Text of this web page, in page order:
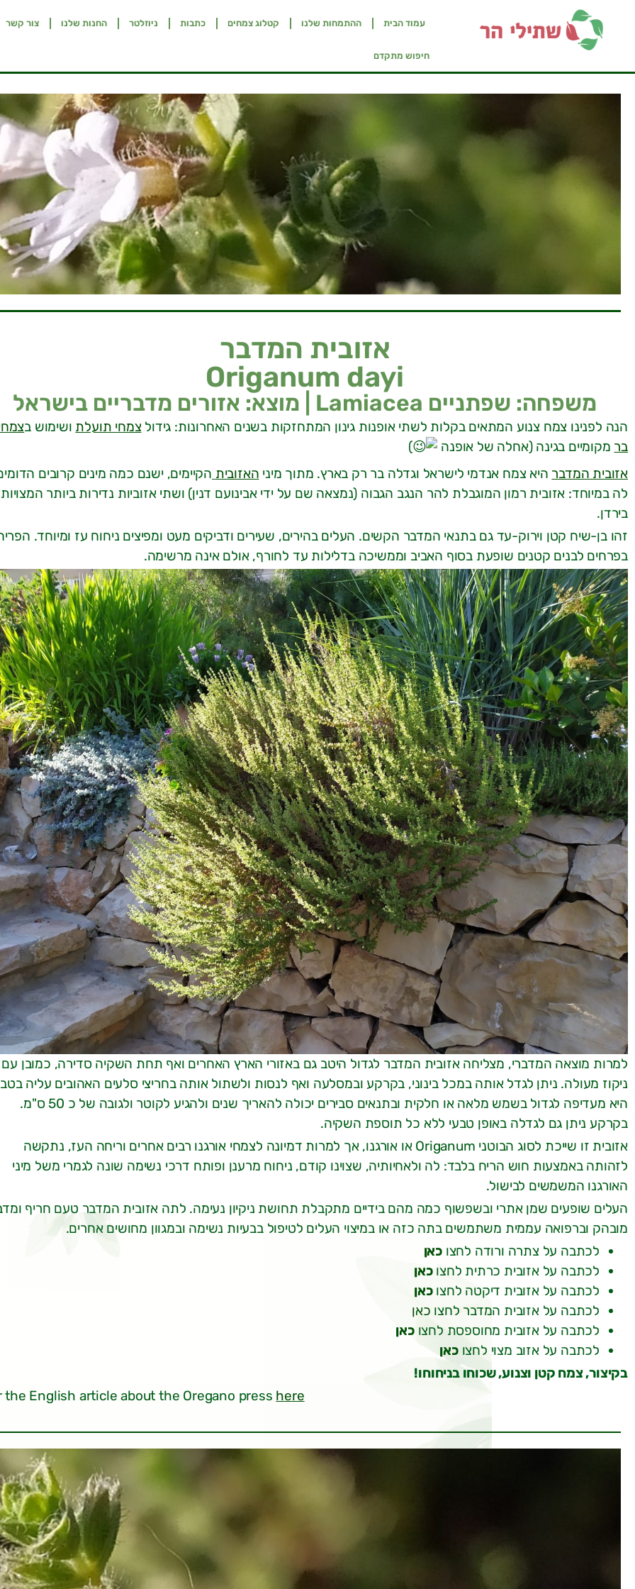
עמוד הבית ההתמחות שלנו קטלוג צמחים כתבות ניוזלטר החנות שלנו צור קשר
חיפוש מתקדם
אזובית המדבר
Origanum dayi
משפחה: שפתניים Lamiacea | מוצא: אזורים מדבריים בישראל
הנה לפנינו צמח צנוע המתאים בקלות לשתי אופנות גינון המתחזקות בשנים האחרונות: גידול צמחי תועלת ושימוש ב
בר מקומיים בגינה (אחלה של אופנה
)
אזובית המדבר היא צמח אנדמי לישראל וגדלה בר רק בארץ. מתוך מיני האזובית הקיימים, ישנם כמה מינים קרובים
לה במיוחד: אזובית רמון המוגבלת להר הנגב הגבוה (נמצאה שם על ידי אבינועם דנין) ושתי אזוביות נדירות ביותר המצויות
בירדן.
זהו בן-שיח קטן וירוק-עד גם בתנאי המדבר הקשים. העלים בהירים, שעירים ודביקים מעט ומפיצים ניחוח עז ומיוחד.
בפרחים לבנים קטנים שופעת בסוף האביב וממשיכה בדלילות עד לחורף, אולם אינה מרשימה.
למרות מוצאה המדברי, מצליחה אזובית המדבר לגדול היטב גם באזורי הארץ האחרים ואף תחת השקיה סדירה, כמובן עם
ניקוז מעולה. ניתן לגדל אותה במכל בינוני, בקרקע ובמסלעה ואף לנסות ולשתול אותה בחריצי סלעים האהובים עליה
היא מעדיפה לגדול בשמש מלאה או חלקית ובתנאים סבירים יכולה להאריך שנים ולהגיע לקוטר ולגובה של כ 50 ס"מ.
בקרקע ניתן גם לגדלה באופן טבעי ללא כל תוספת השקיה.
אזובית זו שייכת לסוג הבוטני Origanum או אורגנו, אך למרות דמיונה לצמחי אורגנו רבים אחרים וריחה העז, נתקשה
לזהותה באמצעות חוש הריח בלבד: לה ולאחיותיה, שצוינו קודם, ניחוח מרענן ופותח דרכי נשימה שונה לגמרי משל מיני
האורגנו המשמשים לבישול.
העלים שופעים שמן אתרי ובשפשוף כמה מהם בידיים מתקבלת תחושת ניקיון נעימה. לתה אזובית המדבר טעם חריף
מובהק וברפואה עממית משתמשים בתה כזה או במיצוי העלים לטיפול בבעיות נשימה ובמגוון מחושים אחרים.
לכתבה על צתרה ורודה לחצוכאן
לכתבה על אזובית כרתית לחצוכאן
לכתבה על אזובית דיקטה לחצוכאן
לכתבה על אזובית המדבר לחצו כאן
לכתבה על אזובית מחוספסת לחצוכאן
לכתבה על אזוב מצוי לחצוכאן
בקיצור, צמח קטן וצנוע, שכוחו בניחוחו!
the English article about the Oregano press here